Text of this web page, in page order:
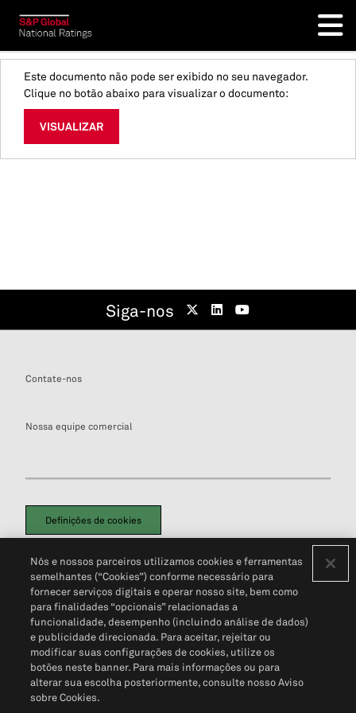
Este documento não pode ser exibido no seu navegador.
Clique no botão abaixo para visualizar o documento:
VISUALIZAR
Siga-nos
Contate-nos
Nossa equipe comercial
Definições de cookies
Política de PrivacidadePortal de privacidade do cliente (em inglês)
Não Venda Minhas Informações Pessoais© 2026 S&P Global
Nós e nossos parceiros utilizamos cookies e ferramentas
semelhantes (“Cookies”) conforme necessário para
fornecer serviços digitais e operar nosso site, bem como
para finalidades “opcionais” relacionadas a
funcionalidade, desempenho (incluindo análise de dados)
e publicidade direcionada. Para aceitar, rejeitar ou
modificar suas configurações de cookies, utilize os
botões neste banner. Para mais informações ou para
alterar sua escolha posteriormente, consulte nosso Aviso
sobre Cookies.